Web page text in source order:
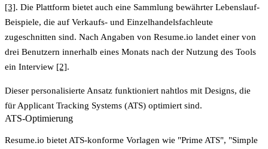
[3]. Die Plattform bietet auch eine Sammlung bewährter Lebenslauf-
Beispiele, die auf Verkaufs- und Einzelhandelsfachleute
zugeschnitten sind. Nach Angaben von Resume.io landet einer von
drei Benutzern innerhalb eines Monats nach der Nutzung des Tools
ein Interview [2].
Dieser personalisierte Ansatz funktioniert nahtlos mit Designs, die
für Applicant Tracking Systems (ATS) optimiert sind.
ATS-Optimierung
Resume.io bietet ATS-konforme Vorlagen wie "Prime ATS", "Simple